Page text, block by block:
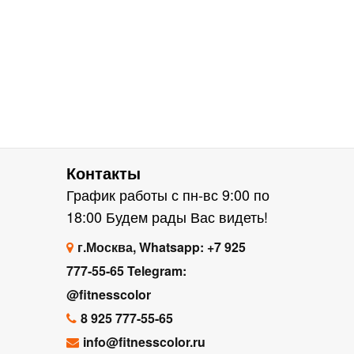
Контакты
График работы с пн-вс 9:00 по
18:00 Будем рады Вас видеть!
г.Москва, Whatsapp: +7 925
777-55-65 Telegram:
@fitnesscolor
8 925 777-55-65
info@fitnesscolor.ru